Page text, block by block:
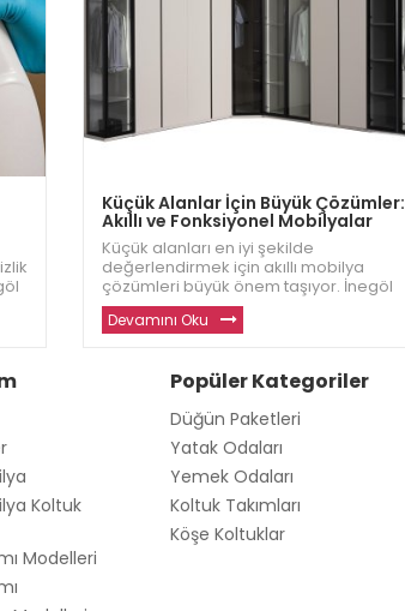
Küçük Alanlar İçin Büyük Çözümler:
Akıllı ve Fonksiyonel Mobilyalar
Küçük alanları en iyi şekilde
değerlendirmek için akıllı mobilya
çözümleri büyük önem taşıyor. İnegöl
Dizayn, dar alanlar için şık, konforlu ve
fonksiyonel mobilyalar sunarak evinizde
Devamını Oku
Koltuk
Modelleri
Popüler Kategoriler
Düğün Paketleri
Yatak Odaları
Yemek Odaları
Koltuk Takımları
Köşe Koltuklar